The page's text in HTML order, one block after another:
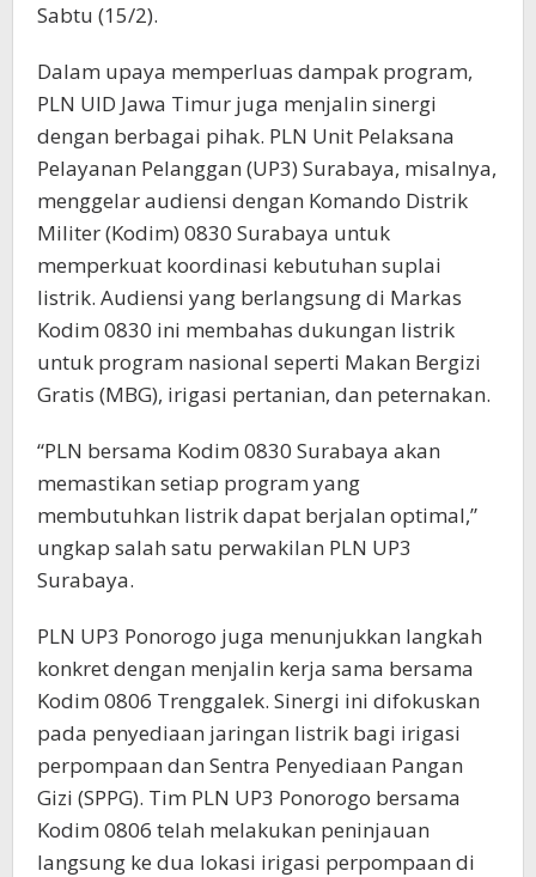
Sabtu (15/2).
Dalam upaya memperluas dampak program,
PLN UID Jawa Timur juga menjalin sinergi
dengan berbagai pihak. PLN Unit Pelaksana
Pelayanan Pelanggan (UP3) Surabaya, misalnya,
menggelar audiensi dengan Komando Distrik
Militer (Kodim) 0830 Surabaya untuk
memperkuat koordinasi kebutuhan suplai
listrik. Audiensi yang berlangsung di Markas
Kodim 0830 ini membahas dukungan listrik
untuk program nasional seperti Makan Bergizi
Gratis (MBG), irigasi pertanian, dan peternakan.
“PLN bersama Kodim 0830 Surabaya akan
memastikan setiap program yang
membutuhkan listrik dapat berjalan optimal,”
ungkap salah satu perwakilan PLN UP3
Surabaya.
PLN UP3 Ponorogo juga menunjukkan langkah
konkret dengan menjalin kerja sama bersama
Kodim 0806 Trenggalek. Sinergi ini difokuskan
pada penyediaan jaringan listrik bagi irigasi
perpompaan dan Sentra Penyediaan Pangan
Gizi (SPPG). Tim PLN UP3 Ponorogo bersama
Kodim 0806 telah melakukan peninjauan
langsung ke dua lokasi irigasi perpompaan di